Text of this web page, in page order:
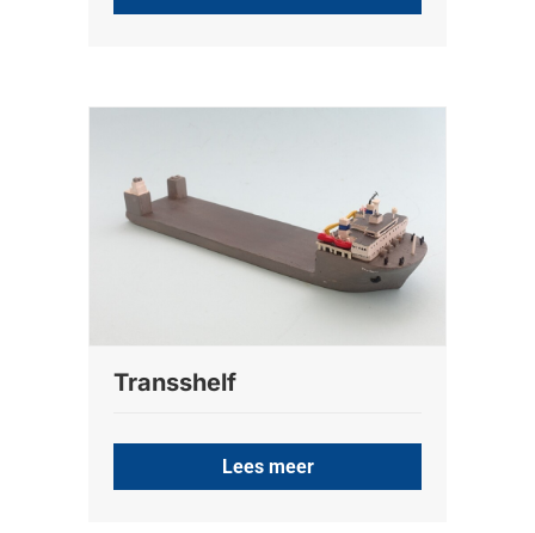
Transshelf
Lees meer